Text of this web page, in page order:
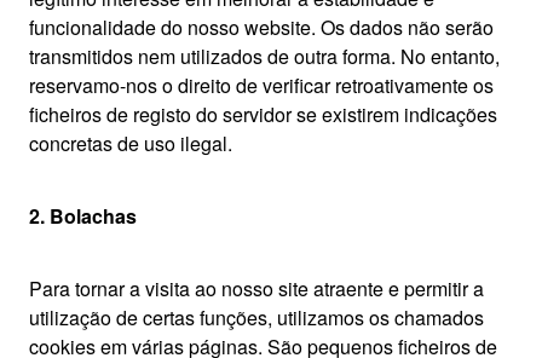
funcionalidade do nosso website. Os dados não serão
transmitidos nem utilizados de outra forma. No entanto,
reservamo-nos o direito de verificar retroativamente os
ficheiros de registo do servidor se existirem indicações
concretas de uso ilegal.
2. Bolachas
Para tornar a visita ao nosso site atraente e permitir a
utilização de certas funções, utilizamos os chamados
cookies em várias páginas. São pequenos ficheiros de